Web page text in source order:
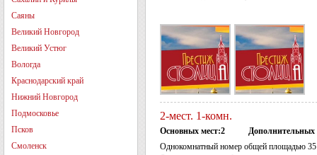
Саяны
Великий Новгород
Великий Устюг
Вологда
Краснодарский край
Нижний Новгород
Подмосковье
Псков
Смоленск
2-мест. 1-комн.
Основных мест:2
Дополнительных
Однокомнатный номер общей площадью